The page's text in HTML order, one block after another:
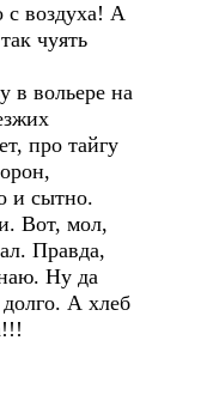
с воздуха! А
чуять
в вольере на
про тайгу
и сытно.
Вот, мол,
Правда,
Ну да
А хлеб